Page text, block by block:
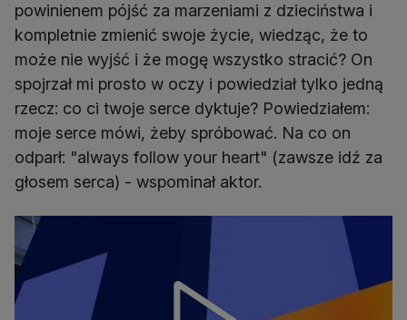
powinienem pójść za marzeniami z dzieciństwa i
kompletnie zmienić swoje życie, wiedząc, że to
może nie wyjść i że mogę wszystko stracić? On
spojrzał mi prosto w oczy i powiedział tylko jedną
rzecz: co ci twoje serce dyktuje? Powiedziałem:
moje serce mówi, żeby spróbować. Na co on
odparł: "always follow your heart" (zawsze idź za
głosem serca) - wspominał aktor.